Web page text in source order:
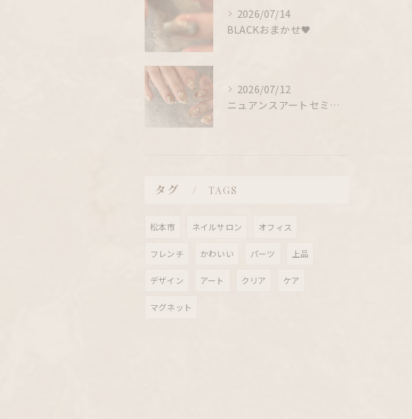
2026/07/14
BLACKおまかせ🖤
2026/07/12
ニュアンスアートセミナー受けてみたいという方、、
タグ TAGS
松本市 ネイルサロン オフィス
フレンチ かわいい パーツ 上品
デザイン アート クリア ケア
マグネット